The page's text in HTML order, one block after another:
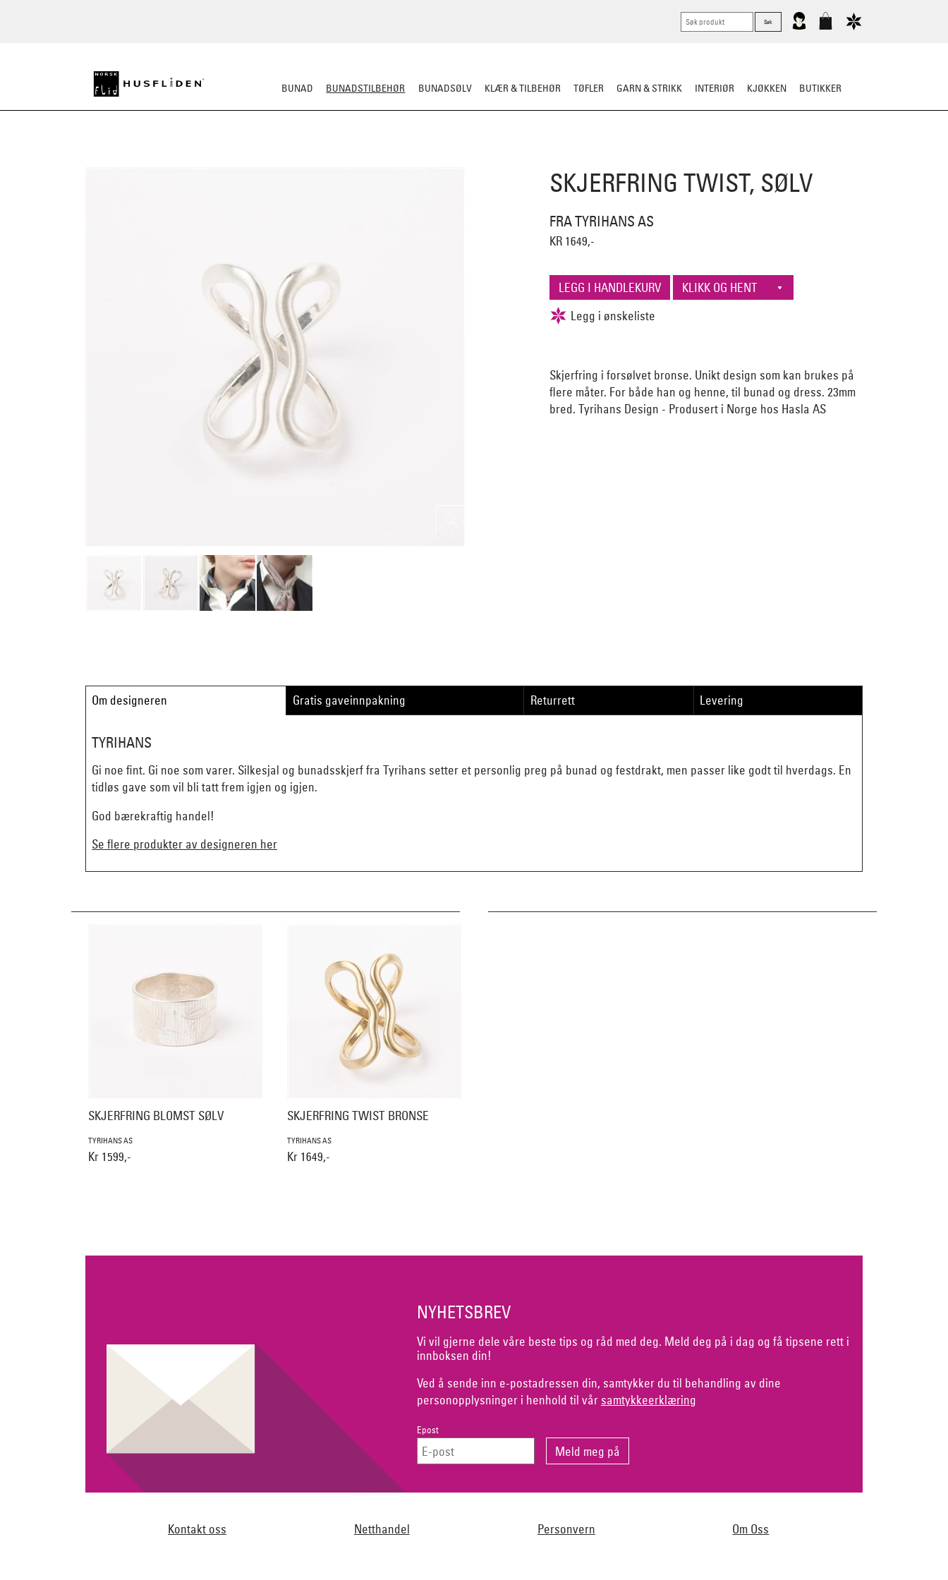
BUNAD BUNADSTILBEHØR BUNADSØLV KLÆR & TILBEHØR TØFLER GARN & STRIKK INTERIØR KJØKKEN BUTIKKER
SKJERFRING TWIST, SØLV
FRA TYRIHANS AS
KR 1649,-
Skjerfring i forsølvet bronse. Unikt design som kan brukes på
flere måter. For både han og henne, til bunad og dress. 23mm
bred. Tyrihans Design - Produsert i Norge hos Hasla AS
Om designeren Gratis gaveinnpakning Returrett Levering
TYRIHANS
Gi noe fint. Gi noe som varer. Silkesjal og bunadsskjerf fra Tyrihans setter et personlig preg på bunad og festdrakt, men passer like godt til hverdags. En
tidløs gave som vil bli tatt frem igjen og igjen.
God bærekraftig handel!
Se flere produkter av designeren her
SKJERFRING BLOMST SØLV
TYRIHANS AS
Kr 1599,-
SKJERFRING TWIST BRONSE
TYRIHANS AS
Kr 1649,-
NYHETSBREV
Vi vil gjerne dele våre beste tips og råd med deg. Meld deg på i dag og få tipsene rett i
innboksen din!
Ved å sende inn e-postadressen din, samtykker du til behandling av dine
personopplysninger i henhold til vår samtykkeerklæring
Epost
Kontakt oss Netthandel Personvern Om Oss